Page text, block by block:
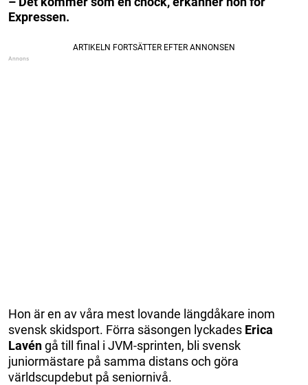
Expressen.
Hon är en av våra mest lovande längdåkare inom
svensk skidsport. Förra säsongen lyckades Erica
Lavéngå till final i JVM-sprinten, bli svensk
juniormästare på samma distans och göra
världscupdebut på seniornivå.